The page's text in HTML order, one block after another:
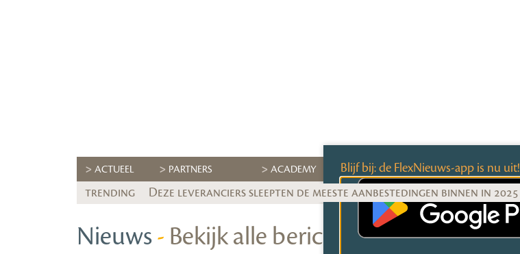
ACTUEEL PARTNERS ACADEMY TOP 100 EXPERTS
trending Deze leveranciers sleepten de meeste aanbestedingen binnen in 2025
Nieuws- Bekijk alle berichten
Blijf bij: de FlexNieuws-app is nu uit!